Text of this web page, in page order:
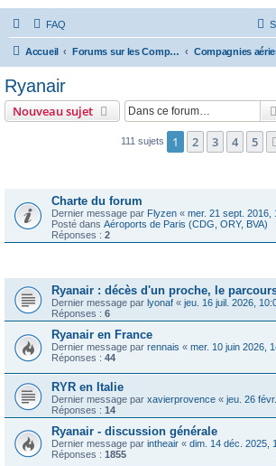
FAQ
Accueil Forums sur les Compagnies Aériennes
Ryanair
Nouveau sujet
111 sujets 1 2 3 4 5
Charte du forum
Dernier message par Flyzen « mer. 21 sept. 2016,
Posté dans Aéroports de Paris (CDG, ORY, BVA)
Réponses : 2
Ryanair : décès d'un proche, le
Dernier message par lyonaf « jeu. 16 juil. 2026,
Réponses : 6
Ryanair en France
Dernier message par rennais « mer. 10 juin 2026,
Réponses : 44
RYR en Italie
Dernier message par xavierprovence « jeu. 26
Réponses : 14
Ryanair - discussion générale
Dernier message par intheair « dim. 14 déc. 2025,
Réponses : 1855